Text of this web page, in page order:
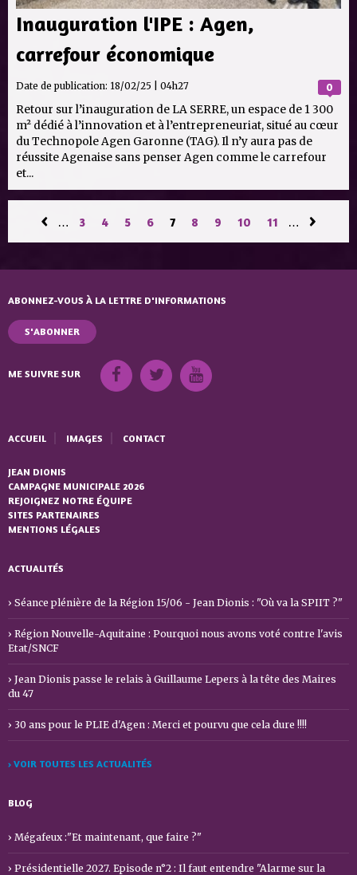
Inauguration l'IPE : Agen,
carrefour économique
0
Date de publication: 18/02/25 | 04h27
Retour sur l’inauguration de LA SERRE, un espace de 1 300
m² dédié à l’innovation et à l’entrepreneuriat, situé au cœur
du Technopole Agen Garonne (TAG). Il n’y aura pas de
réussite Agenaise sans penser Agen comme le carrefour
et...
‹ … 3 4 5 6 7 8 9 10 11 … ›
ABONNEZ-VOUS À LA LETTRE D'INFORMATIONS
S'ABONNER
ME SUIVRE SUR
ACCUEIL IMAGES CONTACT
JEAN DIONIS
CAMPAGNE MUNICIPALE 2026
REJOIGNEZ NOTRE ÉQUIPE
SITES PARTENAIRES
MENTIONS LÉGALES
ACTUALITÉS
Séance plénière de la Région 15/06 - Jean Dionis : "Où va la SPIIT ?"
Région Nouvelle-Aquitaine : Pourquoi nous avons voté contre l'avis
Etat/SNCF
Jean Dionis passe le relais à Guillaume Lepers à la tête des Maires
du 47
30 ans pour le PLIE d'Agen : Merci et pourvu que cela dure !!!!
› VOIR TOUTES LES ACTUALITÉS
BLOG
Mégafeux :"Et maintenant, que faire ?"
Présidentielle 2027. Episode n°2 : Il faut entendre "Alarme sur la